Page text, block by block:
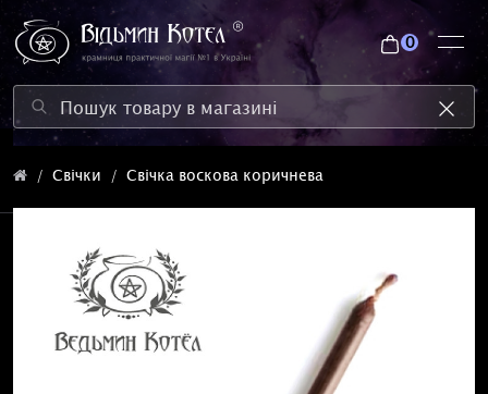
0
Свічки Свічка воскова коричнева